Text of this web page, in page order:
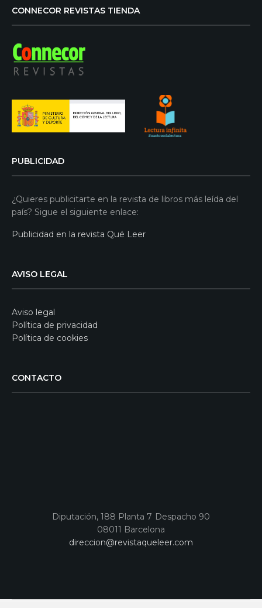
CONNECOR REVISTAS TIENDA
PUBLICIDAD
¿Quieres publicitarte en la revista de libros más leída del
país? Sigue el siguiente enlace:
Publicidad en la revista Qué Leer
AVISO LEGAL
Aviso legal
Política de privacidad
Política de cookies
CONTACTO
Diputación, 188 Planta 7 Despacho 90
08011 Barcelona
direccion@revistaqueleer.com